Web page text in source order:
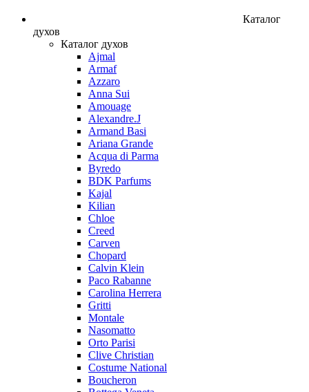
Каталог
духов
Каталог духов
Ajmal
Armaf
Azzaro
Anna Sui
Amouage
Alexandre.J
Armand Basi
Ariana Grande
Acqua di Parma
Byredo
BDK Parfums
Kajal
Kilian
Chloe
Creed
Carven
Chopard
Calvin Klein
Paco Rabanne
Carolina Herrera
Gritti
Montale
Nasomatto
Orto Parisi
Clive Christian
Costume National
Boucheron